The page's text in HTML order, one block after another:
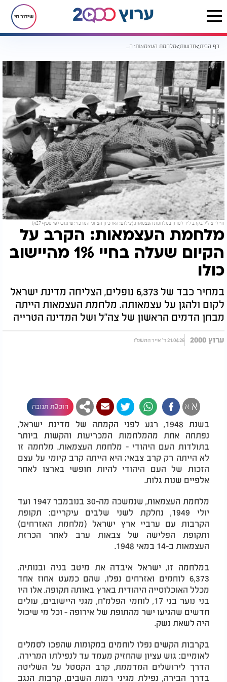
שידור חי
דף הבית חדשות מלחמת העצמאות: הקרב על הקיום שעלה בחיי 1% מהיישוב כולו
חיילי צה"ל בקרב ליד לטרון במלחמת העצמאות. (צילום: הארכיון הציוני המרכזי; שימוש לפי סעיף 27א)
מלחמת העצמאות: הקרב על
הקיום שעלה בחיי 1% מהיישוב
כולו
במחיר כבד של 6,373 נופלים, הצליחה מדינת ישראל
לקום ולהגן על עצמאותה. מלחמת העצמאות הייתה
מבחן הדמים הראשון של צה"ל ושל המדינה הטרייה
ערוץ 2000 21.04.26 ד' אייר התשפ"ו
א א הוספת תגובה
בשנת 1948, רגע לפני הקמתה של מדינת ישראל,
נפתחה אחת מהמלחמות המכריעות והקשות ביותר
בתולדות העם היהודי - מלחמת העצמאות. מלחמה זו
לא הייתה רק קרב צבאי; היא הייתה קרב קיומי על עצם
הזכות של העם היהודי להיות חופשי בארצו לאחר
אלפיים שנות גלות.
מלחמת העצמאות, שנמשכה מה-30 בנובמבר 1947 ועד
יולי 1949, נחלקת לשני שלבים עיקריים: תקופת
הקרבות עם ערביי ארץ ישראל (מלחמת האזרחים)
ותקופת הפלישה של צבאות ערב לאחר הכרזת
העצמאות ב-14 במאי 1948.
במלחמה זו, ישראל איבדה את מיטב בניה ובנותיה.
6,373 לוחמים ואזרחים נפלו, שהם כמעט אחוז אחד
מכלל האוכלוסייה היהודית בארץ באותה תקופה. אלו היו
בני נוער בני 17, לוחמי הפלמ"ח, מגני היישובים, עולים
חדשים שהגיעו ישר מהתופת של אירופה - וכל מי שיכול
היה לשאת נשק.
בקרבות הקשים נפלו לוחמים במקומות שהפכו לסמלים
לאומיים: גוש עציון שהחזיק מעמד עד לנפילתו המרירה,
הדרך לירושלים המדממת, קרב הקסטל על השליטה
בדרך הבירה, נפילת מגיני רמות השבים, קרבות הנגב